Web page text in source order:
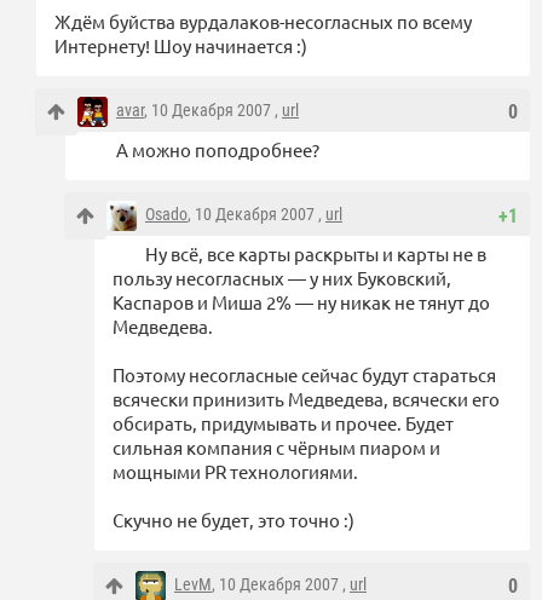
Ждём буйства вурдалаков-несогласных по всему
Интернету! Шоу начинается :)
0
avar, 10 Декабря 2007 , url
А можно поподробнее?
+1
Osado, 10 Декабря 2007 , url
Ну всё, все карты раскрыты и карты не в
пользу несогласных — у них Буковский,
Каспаров и Миша 2% — ну никак не тянут до
Медведева.
Поэтому несогласные сейчас будут стараться
всячески принизить Медведева, всячески его
обсирать, придумывать и прочее. Будет
сильная компания с чёрным пиаром и
мощными PR технологиями.
Скучно не будет, это точно :)
0
LevM, 10 Декабря 2007 , url